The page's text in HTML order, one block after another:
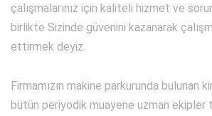
çalışmalarınız için kaliteli hizmet ve
birlikte Sizinde güvenini kazanarak
ettirmek deyiz.
Firmamızın makine parkurunda bulunan
bütün periyodik muayene uzman ekipler